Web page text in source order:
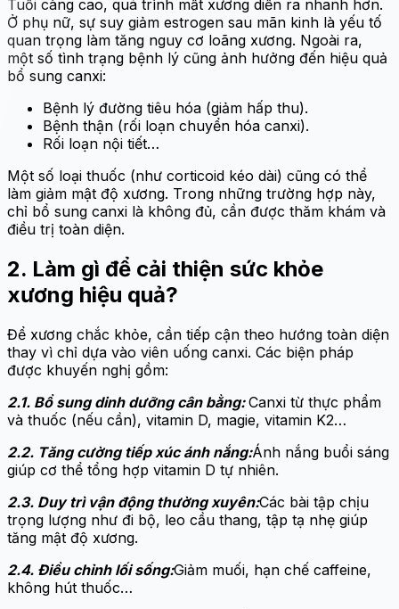
Tuổi càng cao, quá trình mất xương diễn ra nhanh hơn.
Ở phụ nữ, sự suy giảm estrogen sau mãn kinh là yếu tố
quan trọng làm tăng nguy cơ loãng xương. Ngoài ra,
một số tình trạng bệnh lý cũng ảnh hưởng đến hiệu quả
bổ sung canxi:
Bệnh lý đường tiêu hóa (giảm hấp thu).
Bệnh thận (rối loạn chuyển hóa canxi).
Rối loạn nội tiết…
Một số loại thuốc (như corticoid kéo dài) cũng có thể
làm giảm mật độ xương. Trong những trường hợp này,
chỉ bổ sung canxi là không đủ, cần được thăm khám và
điều trị toàn diện.
2. Làm gì để cải thiện sức khỏe
xương hiệu quả?
Để xương chắc khỏe, cần tiếp cận theo hướng toàn diện
thay vì chỉ dựa vào viên uống canxi. Các biện pháp
được khuyến nghị gồm:
2.1. Bổ sung dinh dưỡng cân bằng:Canxi từ thực phẩm
và thuốc (nếu cần), vitamin D, magie, vitamin K2…
2.2. Tăng cường tiếp xúc ánh nắng:Ánh nắng buổi sáng
giúp cơ thể tổng hợp vitamin D tự nhiên.
2.3. Duy trì vận động thường xuyên:Các bài tập chịu
trọng lượng như đi bộ, leo cầu thang, tập tạ nhẹ giúp
tăng mật độ xương.
2.4. Điều chỉnh lối sống:Giảm muối, hạn chế caffeine,
không hút thuốc…